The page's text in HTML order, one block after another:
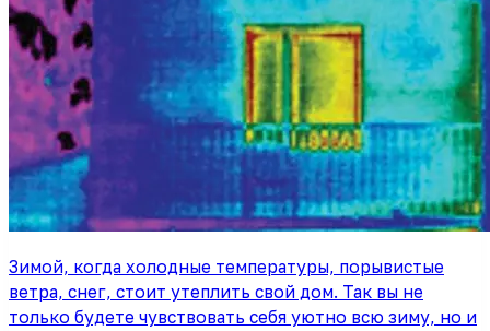
Зимой, когда холодные температуры, порывистые
ветра, снег, стоит утеплить свой дом. Так вы не
только будете чувствовать себя уютно всю зиму, но и